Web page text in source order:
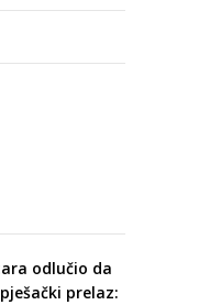
odlučio da
prelaz: